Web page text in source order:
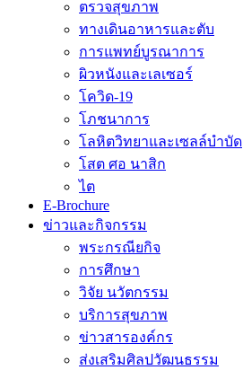
ตรวจสุขภาพ
ทางเดินอาหารและตับ
การแพทย์บูรณาการ
ผิวหนังและเลเซอร์
โควิด-19
โภชนาการ
โลหิตวิทยาและเซลล์บำบัด
โสต ศอ นาสิก
ไต
E-Brochure
ข่าวและกิจกรรม
พระกรณียกิจ
การศึกษา
วิจัย นวัตกรรม
บริการสุขภาพ
ข่าวสารองค์กร
ส่งเสริมศิลปวัฒนธรรม